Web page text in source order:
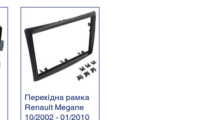
Перехідна рамка
Renault Megane
10/2002 - 01/2010